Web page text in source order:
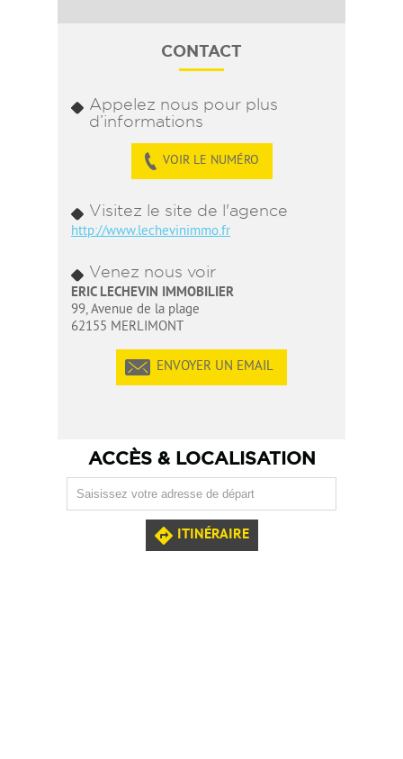
CONTACT
Appelez nous pour plus
d’informations
VOIR LE NUMÉRO
Visitez le site de l'agence
http://www.lechevinimmo.fr
Venez nous voir
ERIC LECHEVIN IMMOBILIER
99, Avenue de la plage
62155 MERLIMONT
ENVOYER UN EMAIL
ACCÈS & LOCALISATION